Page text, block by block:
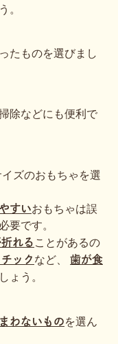
。
たものを選びまし
除などにも便利で
ズのおもちゃを選
すいおもちゃは誤
要です。
れる ことがあるの
ック など、 歯が食
ょう。
わないものを選ん